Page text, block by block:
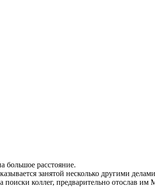
большое расстояние.
занятой несколько другими
поиски коллег, предварительно отослав